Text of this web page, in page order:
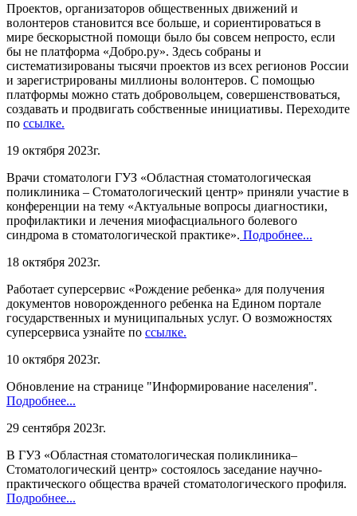
Проектов, организаторов общественных движений и
волонтеров становится все больше, и сориентироваться в
мире бескорыстной помощи было бы совсем непросто, если
бы не платформа «Добро.ру». Здесь собраны и
систематизированы тысячи проектов из всех регионов России
и зарегистрированы миллионы волонтеров. С помощью
платформы можно стать добровольцем, совершенствоваться,
создавать и продвигать собственные инициативы. Переходите
по ссылке.
19 октября 2023г.
Врачи стоматологи ГУЗ «Областная стоматологическая
поликлиника – Стоматологический центр» приняли участие в
конференции на тему «Актуальные вопросы диагностики,
профилактики и лечения миофасциального болевого
синдрома в стоматологической практике». Подробнее...
18 октября 2023г.
Работает суперсервис «Рождение ребенка» для получения
документов новорожденного ребенка на Едином портале
государственных и муниципальных услуг. О возможностях
суперсервиса узнайте по ссылке.
10 октября 2023г.
Обновление на странице "Информирование населения".
Подробнее...
29 сентября 2023г.
В ГУЗ «Областная стоматологическая поликлиника–
Стоматологический центр» состоялось заседание научно-
практического общества врачей стоматологического профиля.
Подробнее...